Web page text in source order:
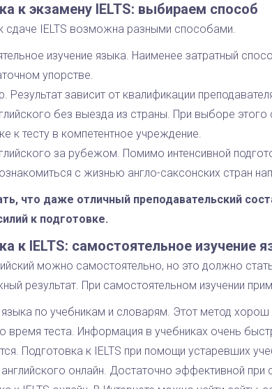
к экзамену IELTS: выбираем способ
сдаче IELTS возможна разными способами.
изучение языка. Наименее затратный
упорстве.
Результат зависит от квалификации
без выезда из страны. При выборе
к тесту в компетентное учреждение.
за рубежом. Помимо интенсивной
с жизнью англо-саксонских стран
что даже отличный преподавательский
к подготовке.
к IELTS: самостоятельное изучение
можно самостоятельно, но это должно
результат. При самостоятельном изучении
языка по учебникам и словарям. Этот метод
время теста. Информация в учебниках очень
Подготовка к IELTS при помощи устаревших
английского онлайн. Достаточно эффективной